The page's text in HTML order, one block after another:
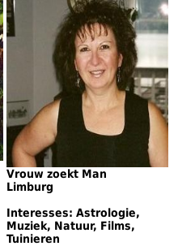
Vrouw zoekt Man
Limburg
Interesses: Astrologie,
Muziek, Natuur, Films,
Tuinieren